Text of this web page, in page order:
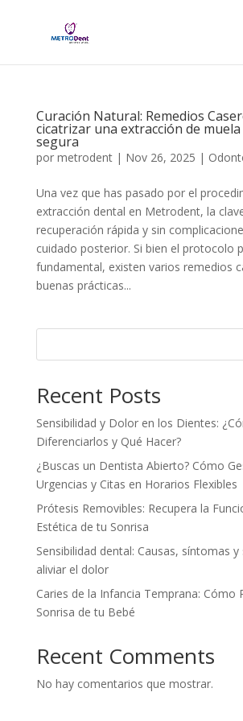
Curación Natural: Remedios
cicatrizar una extracción de
segura
por metrodent| Nov 26, 2025 |
Una vez que has pasado por el
extracción dental en Metrodent, la
recuperación rápida y sin
cuidado posterior. Si bien el protocolo
fundamental, existen varios remedios
buenas prácticas...
Recent Posts
Sensibilidad y Dolor en los Dientes:
Diferenciarlos y Qué Hacer?
¿Buscas un Dentista Abierto? Cómo
Urgencias y Citas en Horarios Flexibles
Prótesis Removibles: Recupera la
Estética de tu Sonrisa
Sensibilidad dental: Causas, síntomas
aliviar el dolor
Caries de la Infancia Temprana: Cómo
Sonrisa de tu Bebé
Recent Comments
No hay comentarios que mostrar.